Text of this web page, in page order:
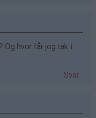
Og hvor får jeg tak i
Svar